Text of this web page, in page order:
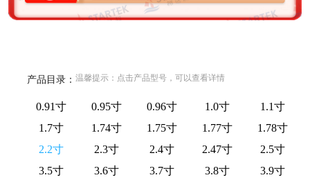
产品目录： 温馨提示：点击产品型号，可以查看详情
0.91寸 0.95寸 0.96寸 1.0寸
1.1寸
1.7寸
1.74寸 1.75寸 1.77寸
1.78寸
2.2寸
2.3寸 2.4寸 2.47寸
2.5寸
3.5寸
3.6寸 3.7寸 3.8寸
3.9寸